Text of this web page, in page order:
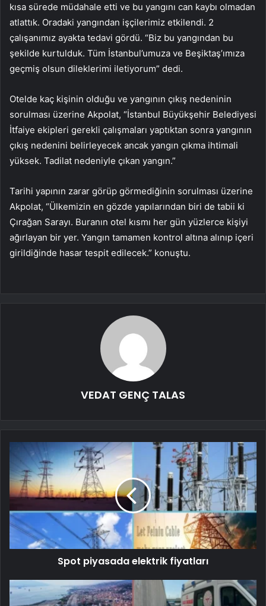
kısa sürede müdahale etti ve bu yangını can kaybı olmadan
atlattık. Oradaki yangından işçilerimiz etkilendi. 2
çalışanımız ayakta tedavi gördü. “Biz bu yangından bu
şekilde kurtulduk. Tüm İstanbul’umuza ve Beşiktaş’ımıza
geçmiş olsun dileklerimi iletiyorum” dedi.
Otelde kaç kişinin olduğu ve yangının çıkış nedeninin
sorulması üzerine Akpolat, “İstanbul Büyükşehir Belediyesi
İtfaiye ekipleri gerekli çalışmaları yaptıktan sonra yangının
çıkış nedenini belirleyecek ancak yangın çıkma ihtimali
yüksek. Tadilat nedeniyle çıkan yangın.”
Tarihi yapının zarar görüp görmediğinin sorulması üzerine
Akpolat, “Ülkemizin en gözde yapılarından biri de tabii ki
Çırağan Sarayı. Buranın otel kısmı her gün yüzlerce kişiyi
ağırlayan bir yer. Yangın tamamen kontrol altına alınıp içeri
girildiğinde hasar tespit edilecek.” konuştu.
VEDAT GENÇ TALAS
Spot piyasada elektrik fiyatları